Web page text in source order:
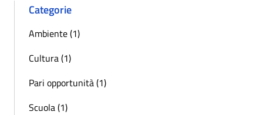
Categorie
Ambiente (1)
Cultura (1)
Pari opportunità (1)
Scuola (1)